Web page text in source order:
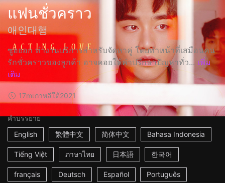
แฟนชั่วคราว
애인대행
ซูฮยอก ทำงานบริการสำหรับจัดหาคู่ โดยทำหน้าที่เสมือนคน
รักชั่วคราวของลูกค้า อาจคอยให้คำปรึกษาปัญหาทั่ว... เพิ่ม
เติม
17mเกาหลีใต้2021
คำบรรยาย
English
繁體中文 简体中文 Bahasa Indonesia
Tiếng Việt ภาษาไทย 日本語 한국어
français Deutsch Español Português